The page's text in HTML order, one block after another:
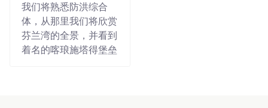
我们将熟悉防洪综合
体，从那里我们将欣赏
芬兰湾的全景，并看到
着名的喀琅施塔得堡垒